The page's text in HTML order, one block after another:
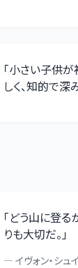
「小さい子供が
しく、知的で
「どう山に登る
りも大切だ。」
—イヴォン・シュ